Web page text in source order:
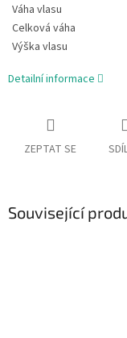
Váha vlasu
Celková váha
Výška vlasu
Detailní informace
ZEPTAT SE
Související